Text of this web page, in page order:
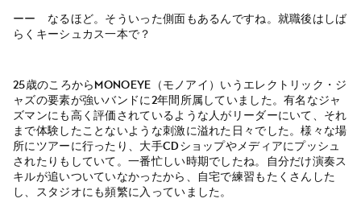
ーー なるほど。そういった側面もあるんですね。就職後はしば
らくキーシュカス一本で？
25歳のころからmonoeye（モノアイ）いうエレクトリック・ジ
ャズの要素が強いバンドに2年間所属していました。有名なジャ
ズマンにも高く評価されているような人がリーダーにいて、それ
まで体験したことないような刺激に溢れた日々でした。様々な場
所にツアーに行ったり、大手CDショップやメディアにプッシュ
されたりもしていて。一番忙しい時期でしたね。自分だけ演奏ス
キルが追いついていなかったから、自宅で練習もたくさんした
し、スタジオにも頻繁に入っていました。